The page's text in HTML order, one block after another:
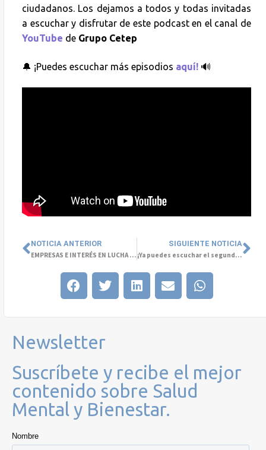
ciudadanos. Los dejamos a todos y todas invitadas
a escuchar y disfrutar de este podcast en el canal de
YouTube de Grupo Cetep
🔔 ¡Puedes escuchar más episodios aquí! 🔊
NOTICIA ANTERIOR
EMPRESAS E INTERÉS EN LUCHA CONTRA EL TABAQUISMO COBRA MÁS FUERZA EN CONTEXTO COVID
SIGUIENTE NOTICIA
¡Ya puedes escuchar el segundo episodio del podcast #ConversemosDeSaludMental!
Newsletter
Suscríbete y recibe el mejor
contenido sobre Salud
Mental y Bienestar.